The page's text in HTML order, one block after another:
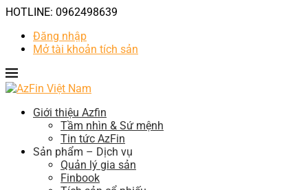
HOTLINE: 0962498639
Đăng nhập
Mở tài khoản tích sản
Giới thiệu Azfin
Tầm nhìn & Sứ mệnh
Tin tức AzFin
Sản phẩm – Dịch vụ
Quản lý gia sản
Finbook